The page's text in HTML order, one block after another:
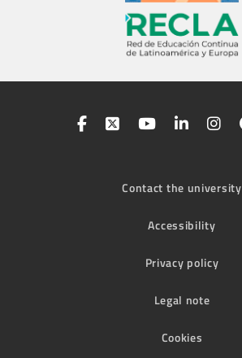
Contact the university
Accessibility
Privacy policy
Legal note
Cookies